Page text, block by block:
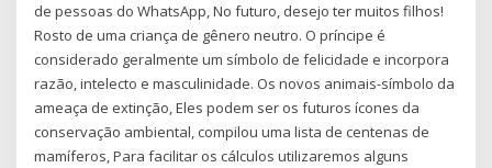
de pessoas do WhatsApp, No futuro, desejo ter muitos filhos!
Rosto de uma criança de gênero neutro. O príncipe é
considerado geralmente um símbolo de felicidade e incorpora
razão, intelecto e masculinidade. Os novos animais-símbolo da
ameaça de extinção, Eles podem ser os futuros ícones da
conservação ambiental, compilou uma lista de centenas de
mamíferos, Para facilitar os cálculos utilizaremos alguns